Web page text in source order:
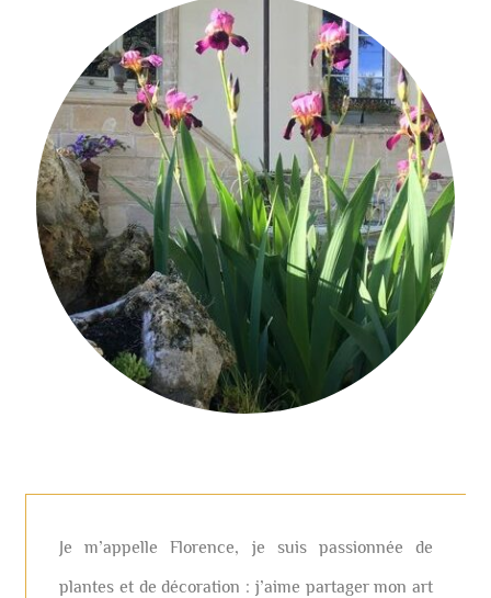
Je m’appelle Florence, je suis passionnée de
plantes et de décoration : j’aime partager mon art